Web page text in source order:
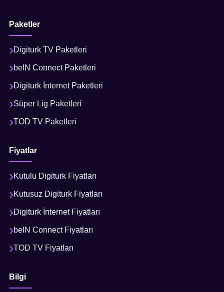
Paketler
Digiturk TV Paketleri
beIN Connect Paketleri
Digiturk İnternet Paketleri
Süper Lig Paketleri
TOD TV Paketleri
Fiyatlar
Kutulu Digiturk Fiyatları
Kutusuz Digiturk Fiyatları
Digiturk İnternet Fiyatları
beIN Connect Fiyatları
TOD TV Fiyatları
Bilgi